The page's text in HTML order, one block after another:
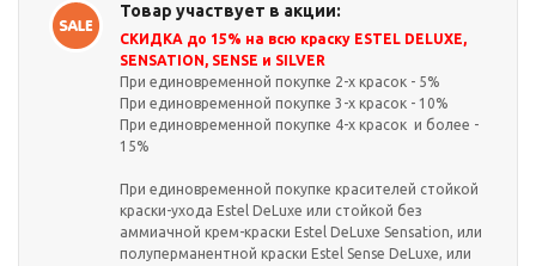
Товар участвует в акции:
СКИДКА до 15% на всю краску ESTEL DELUXE,
SENSATION, SENSE и SILVER
При единовременной покупке 2-х красок - 5%
При единовременной покупке 3-х красок - 10%
При единовременной покупке 4-х красок и более -
15%
При единовременной покупке красителей стойкой
краски-ухода Estel DeLuxe или стойкой без
аммиачной крем-краски Estel DeLuxe Sensation, или
полуперманентной краски Estel Sense DeLuxe, или